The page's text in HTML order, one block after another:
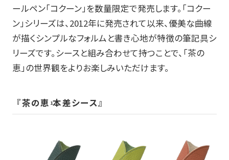
ールペン「コクーン」を数量限定で発売します。「コクー
ン」シリーズは、 2012年に発売されて以来、優美な曲線
が描くシンプルなフォルムと書き心地が特徴の筆記具シ
リーズです。シースと組み合わせて持つことで、「茶の
恵」の世界観をよりお楽しみいただけます。
『茶の恵 1本差シース』